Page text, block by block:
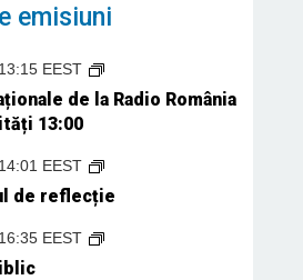
emisiuni
13:15 EEST
de la Radio România
13:00
14:01 EEST
de reflecție
16:35 EEST